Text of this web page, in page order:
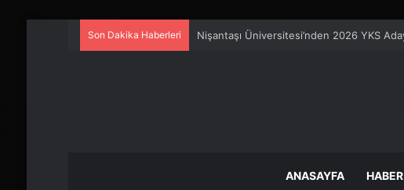
Son Dakika Haberleri Ankara rent a car
ANASAYFA HABER